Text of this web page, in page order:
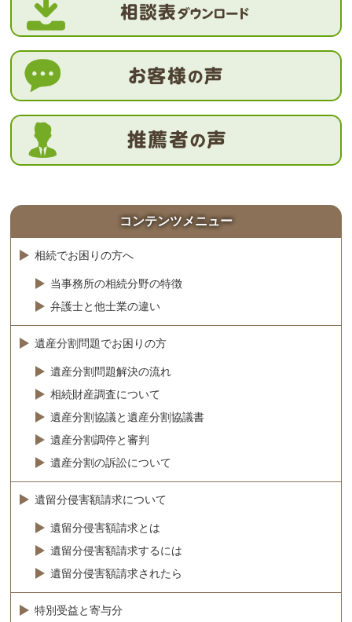
コンテンツメニュー
相続でお困りの方へ
当事務所の相続分野の特徴
弁護士と他士業の違い
遺産分割問題でお困りの方
遺産分割問題解決の流れ
相続財産調査について
遺産分割協議と遺産分割協議書
遺産分割調停と審判
遺産分割の訴訟について
遺留分侵害額請求について
遺留分侵害額請求とは
遺留分侵害額請求するには
遺留分侵害額請求されたら
特別受益と寄与分